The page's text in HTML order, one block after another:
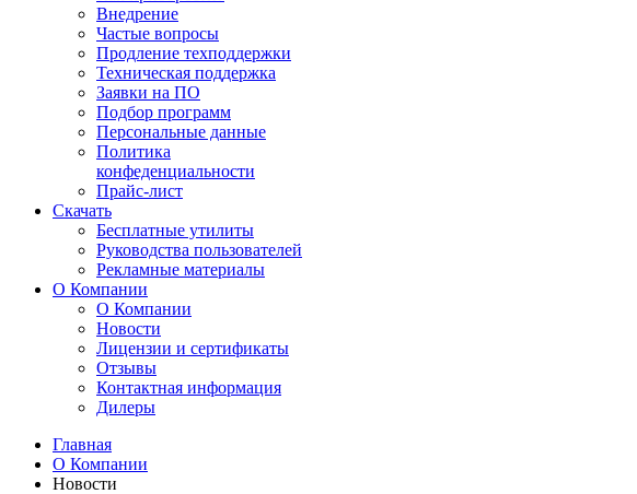
Внедрение
Частые вопросы
Продление техподдержки
Техническая поддержка
Заявки на ПО
Подбор программ
Персональные данные
Политика
конфеденциальности
Прайс-лист
Скачать
Бесплатные утилиты
Руководства пользователей
Рекламные материалы
О Компании
О Компании
Новости
Лицензии и сертификаты
Отзывы
Контактная информация
Дилеры
Главная
О Компании
Новости